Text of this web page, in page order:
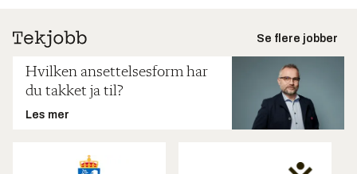
Se flere jobber
Hvilken ansettelsesform har
du takket ja til?
Les mer